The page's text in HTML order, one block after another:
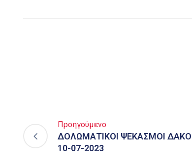
Προηγούμενο
ΔΟΛΩΜΑΤΙΚΟΙ ΨΕΚΑΣΜΟΙ
10-07-2023